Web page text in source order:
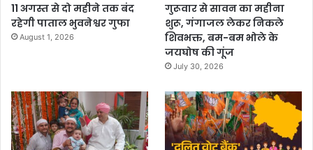
11 अगस्त से दो महीने तक बंद
रहेगी पाताल भुवनेश्वर गुफा
August 1, 2026
गुरूवार से सावन का महीना
शुरू, गंगाजल लेकर निकले
शिवभक्त, बम-बम भोले के
जयघोष की गूंज
July 30, 2026